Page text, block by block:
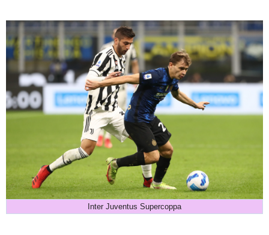
Inter Juventus Supercoppa